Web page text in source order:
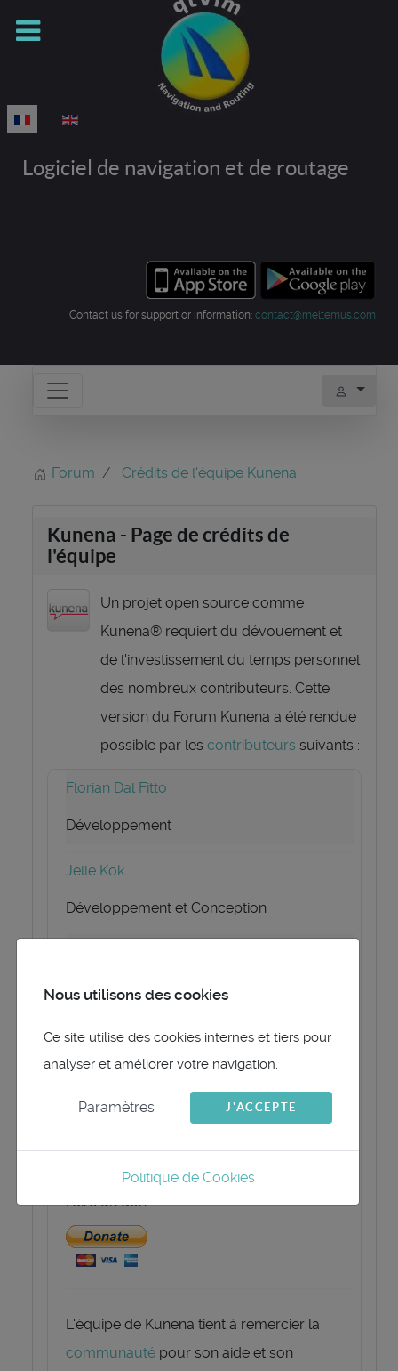
Sélectionnez votre langue
Logiciel de navigation et de routage
Contact us for support or information: contact@meltemus.com
Forum Crédits de l'équipe Kunena
Kunena - Page de crédits de
l'équipe
Un projet open source comme
Kunena® requiert du dévouement et
de l'investissement du temps personnel
des nombreux contributeurs. Cette
version du Forum Kunena a été rendue
possible par les contributeurs suivants :
Florian Dal Fitto
Développement
Jelle Kok
Développement et Conception
Modération du forum et Analyse
Matias Griese
Cofondateur
Oliver Ratzesberger
Fondateur
Faire un don:
L'équipe de Kunena tient à remercier la
communauté pour son aide et son
Nous utilisons des cookies
Ce site utilise des cookies internes et tiers pour
analyser et améliorer votre navigation.
Paramètres J'ACCEPTE
Politique de Cookies